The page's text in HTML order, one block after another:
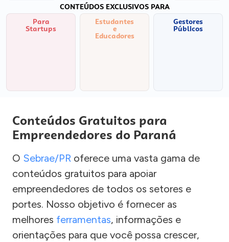
CONTEÚDOS EXCLUSIVOS PARA
Para
Startups
Estudantes
e
Educadores
Gestores
Públicos
Conteúdos Gratuitos para
Empreendedores do Paraná
O Sebrae/PR oferece uma vasta gama de
conteúdos gratuitos para apoiar
empreendedores de todos os setores e
portes. Nosso objetivo é fornecer as
melhores ferramentas, informações e
orientações para que você possa crescer,